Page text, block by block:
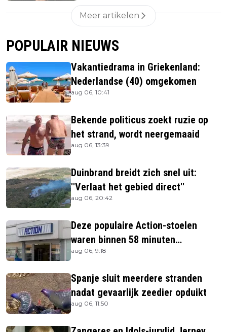
Meer artikelen
POPULAIR NIEUWS
Vakantiedrama in Griekenland:
Nederlandse (40) omgekomen
aug 06, 10:41
Bekende politicus zoekt ruzie op
het strand, wordt neergemaaid
aug 06, 13:39
Duinbrand breidt zich snel uit:
''Verlaat het gebied direct''
aug 06, 20:42
Deze populaire Action-stoelen
waren binnen 58 minuten
uitverkocht zijn vandaag weer te
aug 06, 9:18
Spanje sluit meerdere stranden
nadat gevaarlijk zeedier opduikt
aug 06, 11:50